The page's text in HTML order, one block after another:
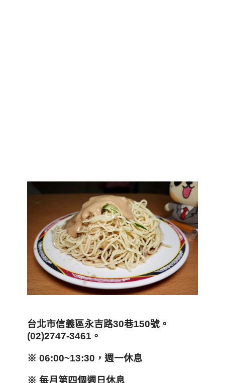
台北市信義區永吉路30巷150號。
(02)2747-3461。
※ 06:00~13:30，週一休息
※ 每月第四個週日休息